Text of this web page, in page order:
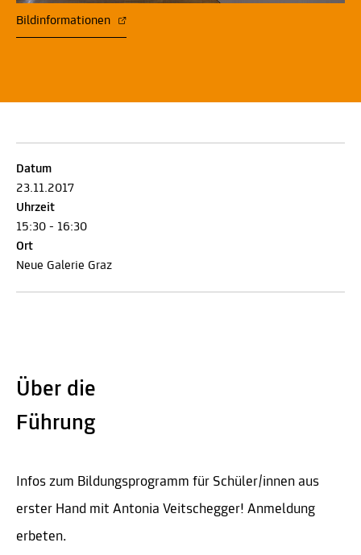
Bildinformationen
Datum
23.11.2017
Uhrzeit
15:30 - 16:30
Ort
Neue Galerie Graz
Über die
Führung
Infos zum Bildungsprogramm für Schüler/innen aus
erster Hand mit Antonia Veitschegger! Anmeldung
erbeten.